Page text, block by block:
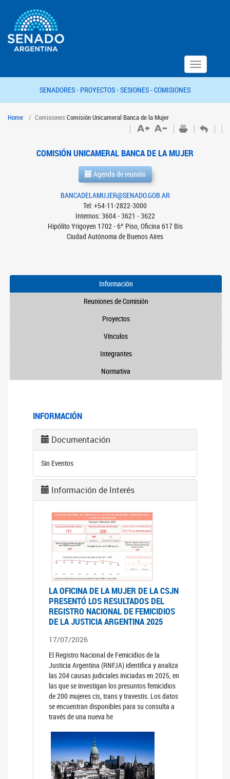
Toggle
navigation
SENADORES - PROYECTOS -SESIONES -COMISIONES
Home Comisiones Comisión Unicameral Banca de la Mujer
COMISIÓN UNICAMERAL BANCA DE LA MUJER
Agenda de reunión
BANCADELAMUJER@SENADO.GOB.AR
Tel: +54-11-2822-3000
Internos: 3604 - 3621 - 3622
Hipólito Yrigoyen 1702 - 6º Piso, Oficina 617 Bis
Ciudad Autónoma de Buenos Aires
Información
Reuniones de Comisión
Proyectos
Vínculos
Integrantes
Normativa
INFORMACIÓN
Documentación
Sin Eventos
Información de Interés
LA OFICINA DE LA MUJER DE LA CSJN
PRESENTÓ LOS RESULTADOS DEL
REGISTRO NACIONAL DE FEMICIDIOS
DE LA JUSTICIA ARGENTINA 2025
17/07/2026
El Registro Nacional de Femicidios de la
Justicia Argentina (RNFJA) identifica y analiza
las 204 causas judiciales iniciadas en 2025, en
las que se investigan los presuntos femicidios
de 200 mujeres cis, trans y travestis. Los datos
se encuentran disponibles para su consulta a
través de una nueva he